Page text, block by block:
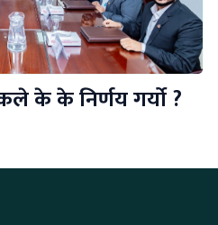
के के निर्णय गर्यो ?